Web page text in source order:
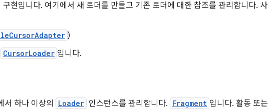
구현입니다. 여기에서 새 로더를 만들고 기존 로더에 대한 참조를 관리합니다. 사
)
CursorLoader 입니다.
서 하나 이상의 Loader 인스턴스를 관리합니다. Fragment 입니다. 활동 또는